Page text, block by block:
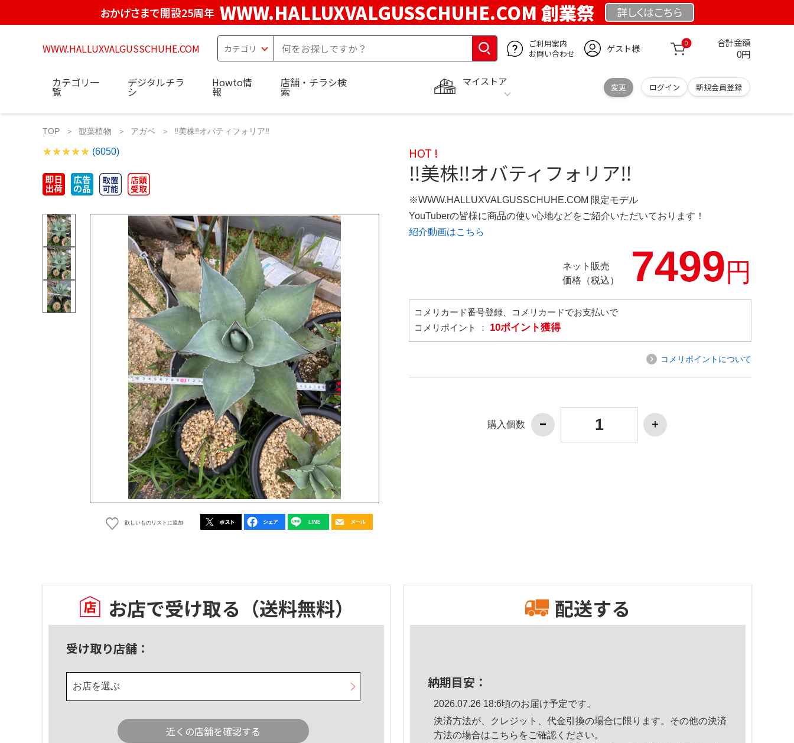
おかげさまで開設25周年 WWW.HALLUXVALGUSSCHUHE.COM 創業祭 詳しくはこちら
WWW.HALLUXVALGUSSCHUHE.COM
ご利用案内
お問い合わせ
ゲスト様 0 合計金額
0円
マイストア
変更 ログイン 新規会員登録
カテゴリ一
覧
デジタルチラ
シ
Howto情
報
店舗・チラシ検
索
TOP 観葉植物 アガベ ‼️美株‼️オバティフォリア‼️
(6050)
欲しいものリストに追加
HOT !
‼️美株‼️オバティフォリア‼️
※WWW.HALLUXVALGUSSCHUHE.COM 限定モデル
YouTuberの皆様に商品の使い心地などをご紹介いただいております！
紹介動画はこちら
ネット販売
価格（税込）
7499円
コメリカード番号登録、コメリカードでお支払いで
コメリポイント ： 10ポイント獲得
コメリポイントについて
購入個数
お店で受け取る （送料無料）
受け取り店舗：
お店を選ぶ
近くの店舗を確認する
配送する
納期目安：
2026.07.26 18:6頃のお届け予定です。
決済方法が、クレジット、代金引換の場合に限ります。その他の決済
方法の場合はこちら をご確認ください。